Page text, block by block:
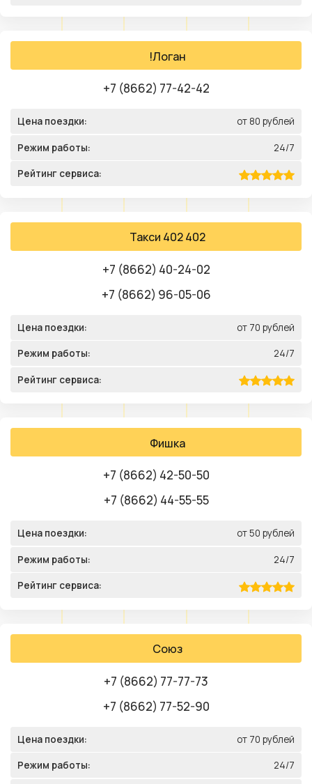
!Логан
+7 (8662) 77-42-42
Цена поездки: от 80 рублей
Режим работы: 24/7
Рейтинг сервиса:
Такси 402 402
+7 (8662) 40-24-02
+7 (8662) 96-05-06
Цена поездки: от 70 рублей
Режим работы: 24/7
Рейтинг сервиса:
Фишка
+7 (8662) 42-50-50
+7 (8662) 44-55-55
Цена поездки: от 50 рублей
Режим работы: 24/7
Рейтинг сервиса:
Союз
+7 (8662) 77-77-73
+7 (8662) 77-52-90
Цена поездки: от 70 рублей
Режим работы: 24/7